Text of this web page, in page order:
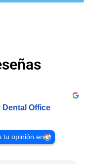
Office
tu opinión en